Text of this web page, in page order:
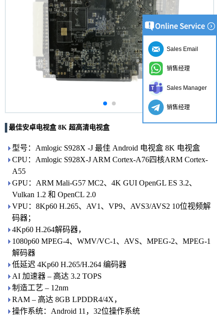
最佳安卓电视盒 8K 超高清电视盒
型号：Amlogic S928X -J 最佳 Android 电视盒 8K 电视盒
CPU：Amlogic S928X-J ARM Cortex-A76四核ARM Cortex-
A55
GPU：ARM Mali-G57 MC2、4K GUI OpenGL ES 3.2、
Vulkan 1.2 和 OpenCL 2.0
VPU：8Kp60 H.265、AV1、VP9、AVS3/AVS2 10位视频解
码器；
4Kp60 H.264解码器，
1080p60 MPEG-4、WMV/VC-1、AVS、MPEG-2、MPEG-1
解码器
低延迟 4Kp60 H.265/H.264 编码器
AI 加速器 – 高达 3.2 TOPS
制造工艺 – 12nm
RAM – 高达 8GB LPDDR4/4X，
操作系统：Android 11，32位操作系统
Sales Email
销售经理
Sales Manager
销售经理